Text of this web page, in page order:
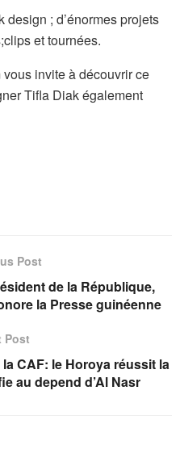
; d’énormes projets
et tournées.
invite à découvrir ce
Tifla Diak également
Post
de la République,
la Presse guinéenne
Post
CAF: le Horoya réussit la
au depend d’Al Nasr